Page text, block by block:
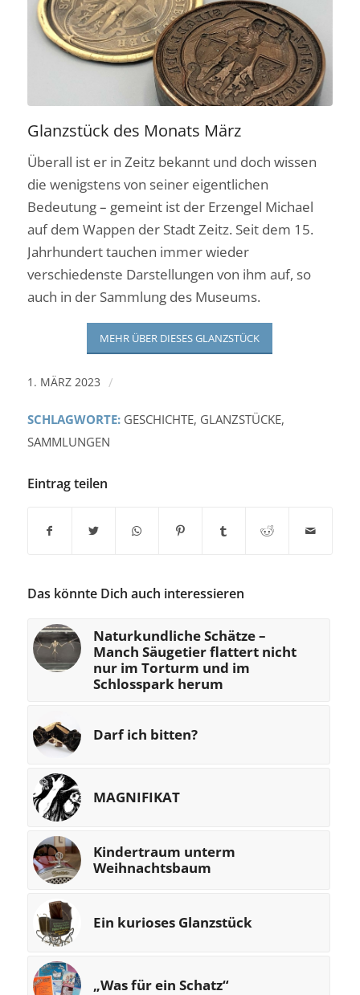
Glanzstück des Monats März
Überall ist er in Zeitz bekannt und doch wissen
die wenigstens von seiner eigentlichen
Bedeutung – gemeint ist der Erzengel Michael
auf dem Wappen der Stadt Zeitz. Seit dem 15.
Jahrhundert tauchen immer wieder
verschiedenste Darstellungen von ihm auf, so
auch in der Sammlung des Museums.
MEHR ÜBER DIESES GLANZSTÜCK
1. MÄRZ 2023 /
SCHLAGWORTE: GESCHICHTE, GLANZSTÜCKE,
SAMMLUNGEN
Eintrag teilen
Das könnte Dich auch interessieren
Naturkundliche Schätze –
Manch Säugetier flattert nicht
nur im Torturm und im
Schlosspark herum
Darf ich bitten?
MAGNIFIKAT
Kindertraum unterm
Weihnachtsbaum
Ein kurioses Glanzstück
„Was für ein Schatz“